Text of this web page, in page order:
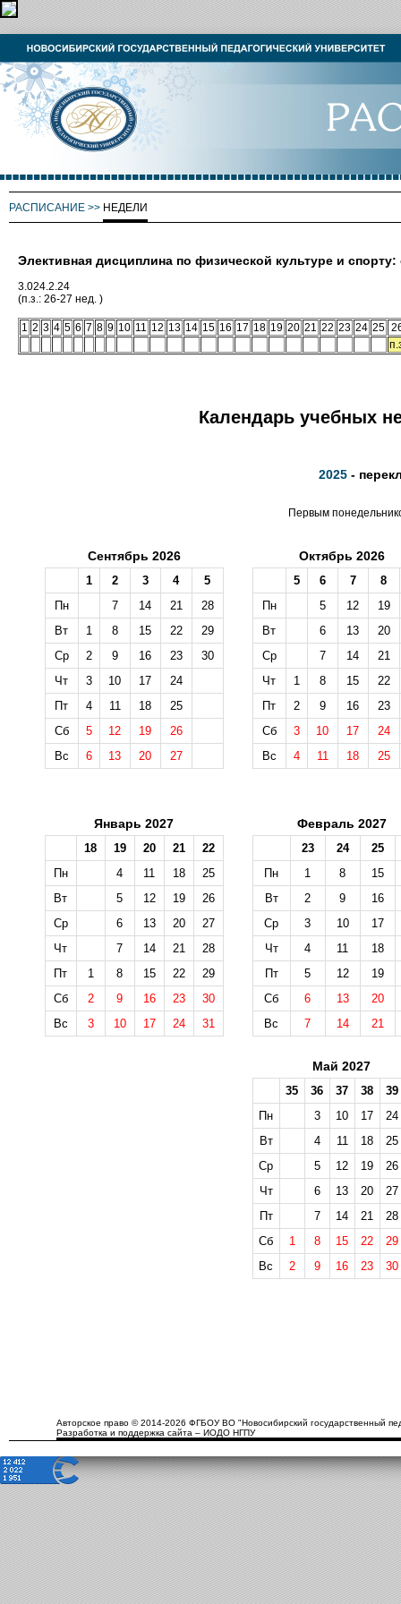
РАСПИСАНИЕ >> НЕДЕЛИ
Элективная дисциплина по физической культуре и
3.024.2.24
(п.з.: 26-27 нед. )
1 2 3 4 5 6 7 8 9 10 11 12 13 14 15 16 17 18 19 20 21 22 23 24 25
Календарь учебных
2025 -
Первым
Сентябрь 2026
1 2 3 4
5
Пн
7 14 21
28
Вт
1 8 15 22
29
Ср
2 9 16 23
30
Чт
3 10 17
24
Пт
4 11 18
25
Сб
5 12 19
26
Вс
6 13 20 27
Октябрь 2026
5 6 7
8
Пн
5 12
19
Вт
6 13
20
Ср
7 14
21
Чт
1 8 15
22
Пт
2 9 16
23
Сб
3 10 17
24
Вс
4 11 18 25
Январь 2027
18 19 20 21
22
Пн
4 11 18
25
Вт
5 12 19
26
Ср
6 13 20
27
Чт
7 14 21
28
Пт
1 8 15 22
29
Сб
2 9 16 23
30
Вс
3 10 17 24 31
Февраль 2027
23 24
25
Пн
1 8
15
Вт
2 9
16
Ср
3 10
17
Чт
4 11
18
Пт
5 12
19
Сб
6 13
20
Вс
7 14 21
Май 2027
35 36 37 38
39
Пн
3 10 17
24
Вт
4 11 18
25
Ср
5 12 19
26
Чт
6 13 20
27
Пт
7 14 21
28
Сб
1 8 15 22
29
Вс
2 9 16 23 30
Авторское право © 2014-2026 ФГБОУ ВО "Новосибирский государственный
Разработка и поддержка сайта – ИОДО НГПУ